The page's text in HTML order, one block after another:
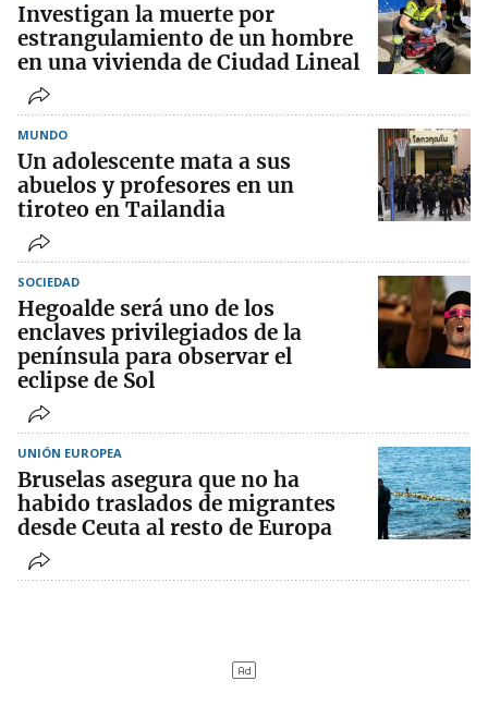
Investigan la muerte por
estrangulamiento de un hombre
en una vivienda de Ciudad Lineal
MUNDO
Un adolescente mata a sus
abuelos y profesores en un
tiroteo en Tailandia
SOCIEDAD
Hegoalde será uno de los
enclaves privilegiados de la
península para observar el
eclipse de Sol
UNIÓN EUROPEA
Bruselas asegura que no ha
habido traslados de migrantes
desde Ceuta al resto de Europa